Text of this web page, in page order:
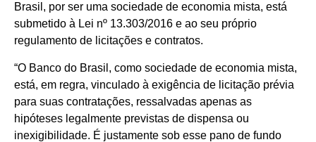
Brasil, por ser uma sociedade de economia mista, está
submetido à Lei nº 13.303/2016 e ao seu próprio
regulamento de licitações e contratos.
“O Banco do Brasil, como sociedade de economia mista,
está, em regra, vinculado à exigência de licitação prévia
para suas contratações, ressalvadas apenas as
hipóteses legalmente previstas de dispensa ou
inexigibilidade. É justamente sob esse pano de fundo